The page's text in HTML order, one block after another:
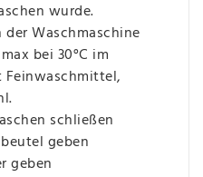
wurde.
Waschmaschine
bei 30°C im
Feinwaschmittel,
schließen
geben
geben